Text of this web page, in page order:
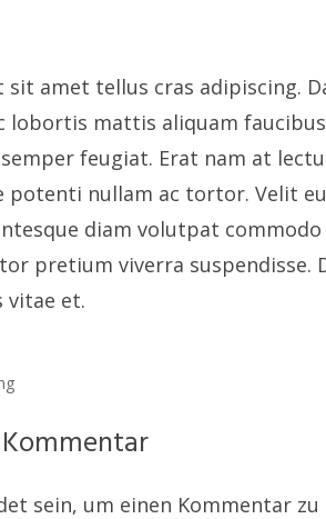
sit amet tellus cras adipiscing.
lobortis mattis aliquam
feugiat. Erat nam at
potenti nullam ac tortor. Velit
diam volutpat
pretium viverra suspendisse.
vitae et.
sein, um einen Kommentar zu